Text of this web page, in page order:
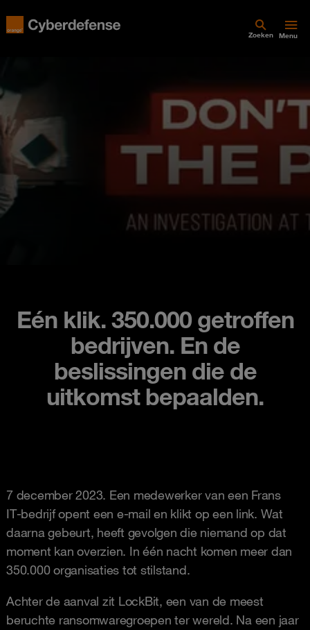
Zoeken Menu
Eén klik. 350.000 getroffen
bedrijven. En de
beslissingen die de
uitkomst bepaalden.
7 december 2023. Een medewerker van een Frans
IT‑bedrijf opent een e‑mail en klikt op een link. Wat
daarna gebeurt, heeft gevolgen die niemand op dat
moment kan overzien. In één nacht komen meer dan
350.000 organisaties tot stilstand.
Achter de aanval zit LockBit, een van de meest
beruchte ransomwaregroepen ter wereld. Na een jaar